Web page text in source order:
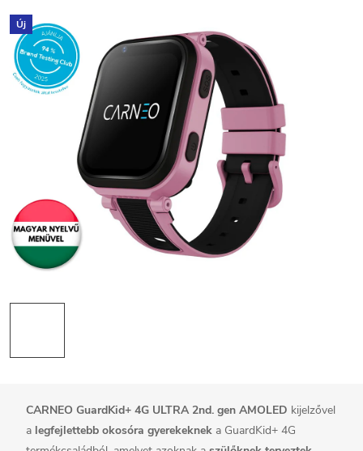
Új
CARNEO GuardKid+ 4G ULTRA 2nd. gen AMOLED kijelzővel
a legfejlettebb okosóra gyerekeknek a GuardKid+ 4G